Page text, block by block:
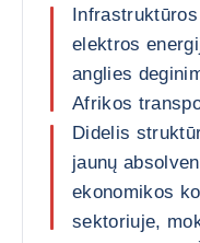
elektros
anglies
Afrikos
Didelis
jaunų
ekonomikos
sektoriuje,